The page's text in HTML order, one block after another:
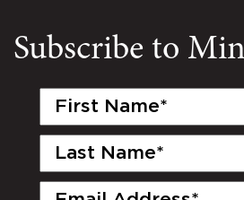
Subscribe to
First
Last
Email
(Required)